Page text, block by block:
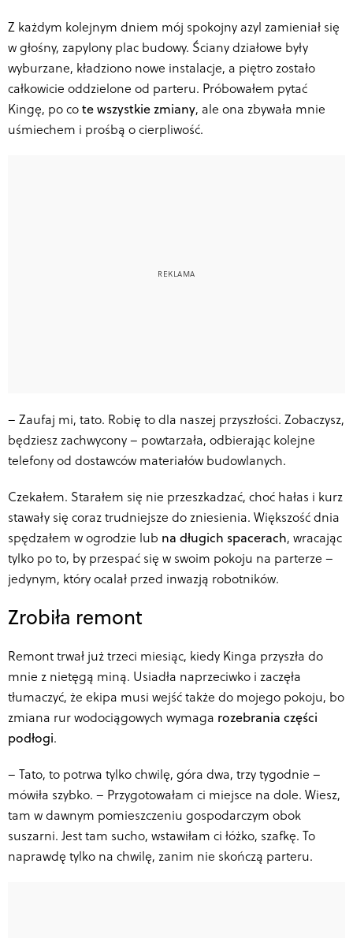
Z każdym kolejnym dniem mój spokojny azyl zamieniał się
w głośny, zapylony plac budowy. Ściany działowe były
wyburzane, kładziono nowe instalacje, a piętro zostało
całkowicie oddzielone od parteru. Próbowałem pytać
Kingę, po cote wszystkie zmiany, ale ona zbywała mnie
uśmiechem i prośbą o cierpliwość.
– Zaufaj mi, tato. Robię to dla naszej przyszłości. Zobaczysz,
będziesz zachwycony – powtarzała, odbierając kolejne
telefony od dostawców materiałów budowlanych.
Czekałem. Starałem się nie przeszkadzać, choć hałas i kurz
stawały się coraz trudniejsze do zniesienia. Większość dnia
spędzałem w ogrodzie lub na długich spacerach, wracając
tylko po to, by przespać się w swoim pokoju na parterze –
jedynym, który ocalał przed inwazją robotników.
Zrobiła remont
Remont trwał już trzeci miesiąc, kiedy Kinga przyszła do
mnie z nietęgą miną. Usiadła naprzeciwko i zaczęła
tłumaczyć, że ekipa musi wejść także do mojego pokoju, bo
zmiana rur wodociągowych wymaga rozebrania części
podłogi.
– Tato, to potrwa tylko chwilę, góra dwa, trzy tygodnie –
mówiła szybko. – Przygotowałam ci miejsce na dole. Wiesz,
tam w dawnym pomieszczeniu gospodarczym obok
suszarni. Jest tam sucho, wstawiłam ci łóżko, szafkę. To
naprawdę tylko na chwilę, zanim nie skończą parteru.